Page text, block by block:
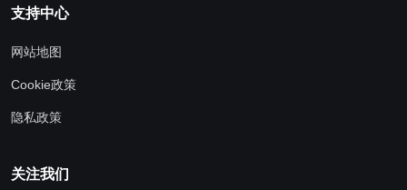
支持中心
网站地图
Cookie政策
隐私政策
关注我们